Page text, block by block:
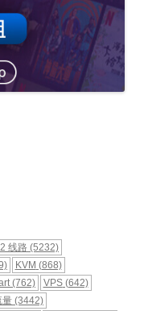
线路 (5232)
KVM (868)
(762) VPS(642)
量 (3442)